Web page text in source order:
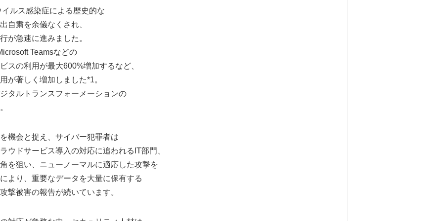
ルス感染症による歴史的な
自粛を余儀なくされ、
が急速に進みました。
Teamsなどの
スの利用が最大600%増加するなど、
が著しく増加しました*1。
タルトランスフォーメーションの
機会と捉え、サイバー犯罪者は
ウドサービス導入の対応に追われるIT部門、
を狙い、ニューノーマルに適応した攻撃を
より、重要なデータを大量に保有する
撃被害の報告が続いています。
Japanese